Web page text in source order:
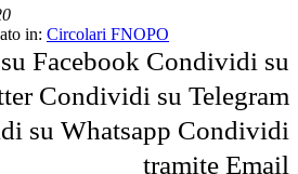
in: Circolari FNOPO
Facebook Condividi su
Condividi su Telegram
su Whatsapp Condividi
tramite Email